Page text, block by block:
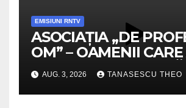
EMISIUNI RNTV
ASOCIAȚIA „DE
OM” – OAMENII
VALOARE
SECRETELE
/VIDEO
AUG. 3, 2026 TANASESCU THEO